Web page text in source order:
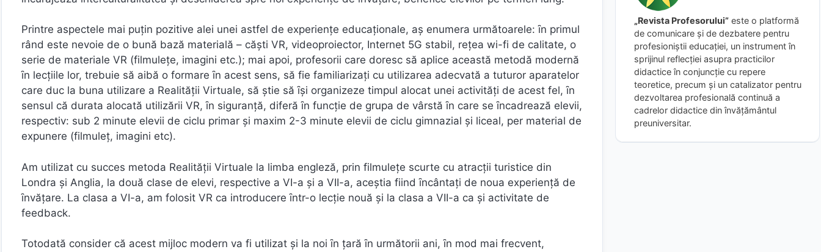
Printre aspectele mai puţin pozitive alei unei astfel de experienţe educaţionale, aş enumera următoarele: ȋn primul
rând este nevoie de o bună bază materială – căşti VR, videoproiector, Internet 5G stabil, reţea wi-fi de calitate, o
serie de materiale VR (filmuleţe, imagini etc.); mai apoi, profesorii care doresc să aplice această metodă modernă
ȋn lecţiile lor, trebuie să aibă o formare ȋn acest sens, să fie familiarizaţi cu utilizarea adecvată a tuturor aparatelor
care duc la buna utilizare a Realităţii Virtuale, să ştie să ȋşi organizeze timpul alocat unei activităţi de acest fel, ȋn
sensul că durata alocată utilizării VR, ȋn siguranţă, diferă ȋn funcţie de grupa de vârstă ȋn care se ȋncadrează elevii,
respectiv: sub 2 minute elevii de ciclu primar şi maxim 2-3 minute elevii de ciclu gimnazial şi liceal, per material de
expunere (filmuleţ, imagini etc).
Am utilizat cu succes metoda Realităţii Virtuale la limba engleză, prin filmuleţe scurte cu atracţii turistice din
Londra şi Anglia, la două clase de elevi, respective a VI-a şi a VII-a, aceştia fiind ȋncântaţi de noua experienţă de
ȋnvăţare. La clasa a VI-a, am folosit VR ca introducere ȋntr-o lecţie nouă şi la clasa a VII-a ca şi activitate de
feedback.
Totodată consider că acest mijloc modern va fi utilizat şi la noi ȋn ţară ȋn următorii ani, ȋn mod mai frecvent,
„Revista Profesorului” este o platformă
de comunicare și de dezbatere pentru
profesioniștii educației, un instrument în
sprijinul reflecției asupra practicilor
didactice în conjuncție cu repere
teoretice, precum și un catalizator pentru
dezvoltarea profesională continuă a
cadrelor didactice din învățământul
preuniversitar.